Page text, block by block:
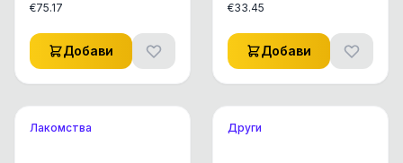
€75.17
Добави
€33.45
Добави
Лакомства Други